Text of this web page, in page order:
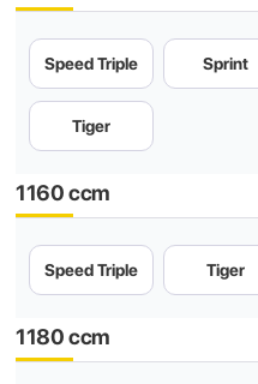
Speed Triple Sprint
Tiger
1160 ccm
Speed Triple Tiger
1180 ccm